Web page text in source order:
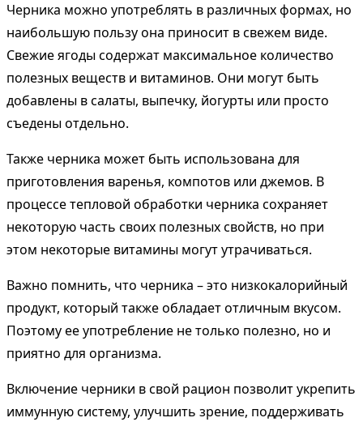
Черника можно употреблять в различных формах, но
наибольшую пользу она приносит в свежем виде.
Свежие ягоды содержат максимальное количество
полезных веществ и витаминов. Они могут быть
добавлены в салаты, выпечку, йогурты или просто
съедены отдельно.
Также черника может быть использована для
приготовления варенья, компотов или джемов. В
процессе тепловой обработки черника сохраняет
некоторую часть своих полезных свойств, но при
этом некоторые витамины могут утрачиваться.
Важно помнить, что черника – это низкокалорийный
продукт, который также обладает отличным вкусом.
Поэтому ее употребление не только полезно, но и
приятно для организма.
Включение черники в свой рацион позволит укрепить
иммунную систему, улучшить зрение, поддерживать